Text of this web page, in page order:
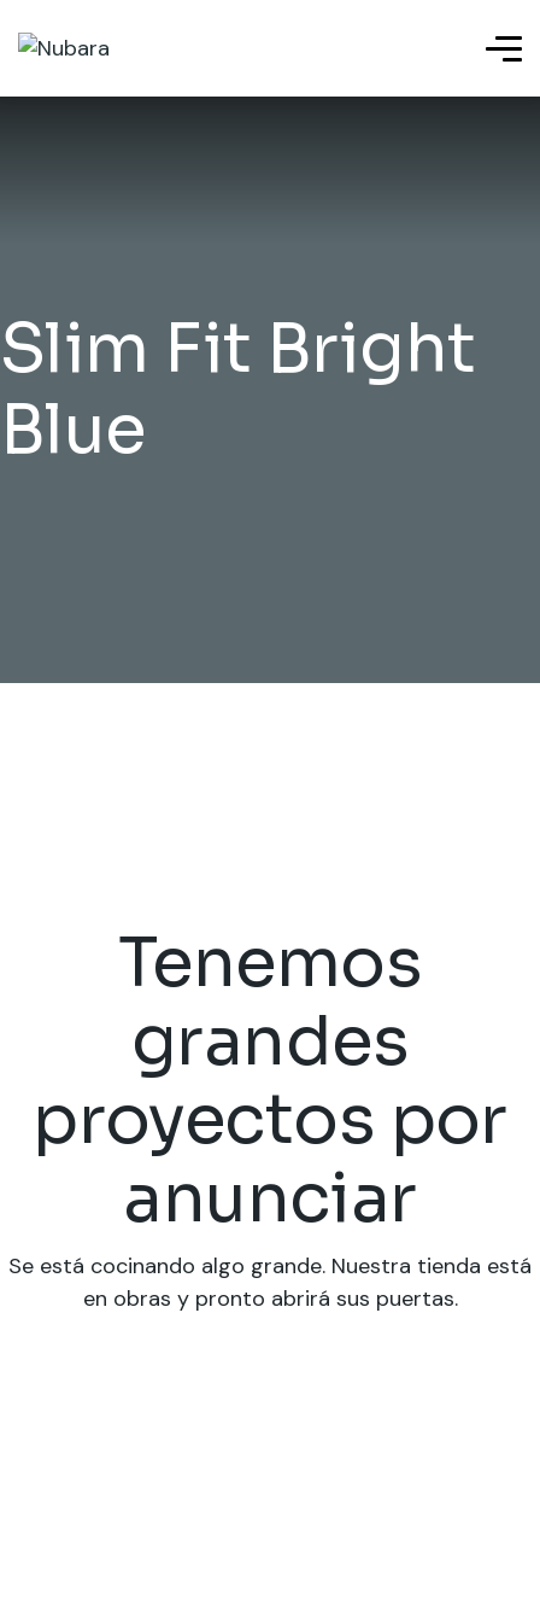
Slim Fit Bright
Blue
Tenemos
grandes
proyectos por
anunciar
Se está cocinando algo grande. Nuestra tienda está
en obras y pronto abrirá sus puertas.